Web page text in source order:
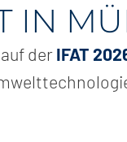
IN
auf der IFAT